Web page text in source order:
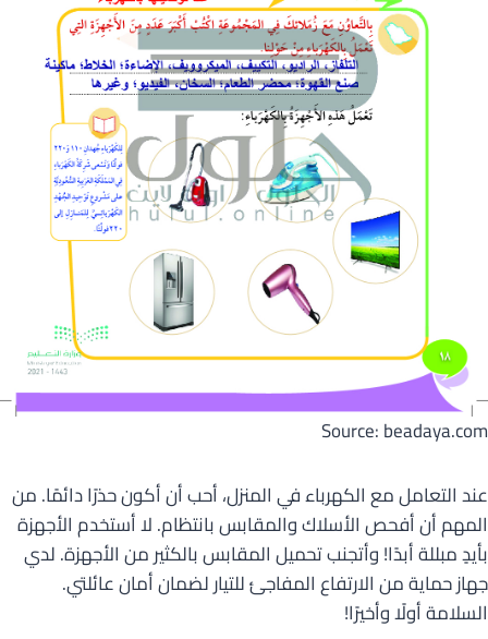
Source: beadaya.com
عند التعامل مع الكهرباء في المنزل، أحب أن أكون حذرًا دائمًا. من
المهم أن أفحص الأسلاك والمقابس بانتظام. لا أستخدم الأجهزة
بأيدٍ مبللة أبدًا! وأتجنب تحميل المقابس بالكثير من الأجهزة. لدي
جهاز حماية من الارتفاع المفاجئ للتيار لضمان أمان عائلتي.
السلامة أولًا وأخيرًا!